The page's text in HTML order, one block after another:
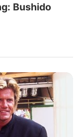
Bushido